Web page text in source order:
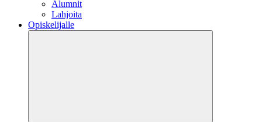
Alumnit
Lahjoita
Opiskelijalle